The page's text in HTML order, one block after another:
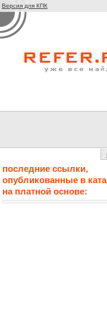
Версия для КПК
последние ссылки,
опубликованные в
на платной основе: